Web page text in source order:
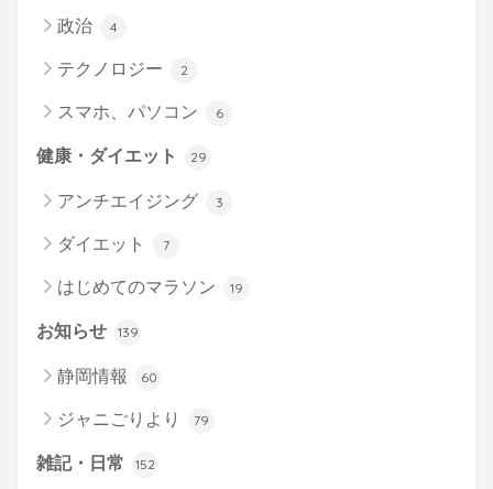
政治 4
テクノロジー 2
スマホ、パソコン 6
健康・ダイエット 29
アンチエイジング 3
ダイエット 7
はじめてのマラソン 19
お知らせ 139
静岡情報 60
ジャニごりより 79
雑記・日常 152